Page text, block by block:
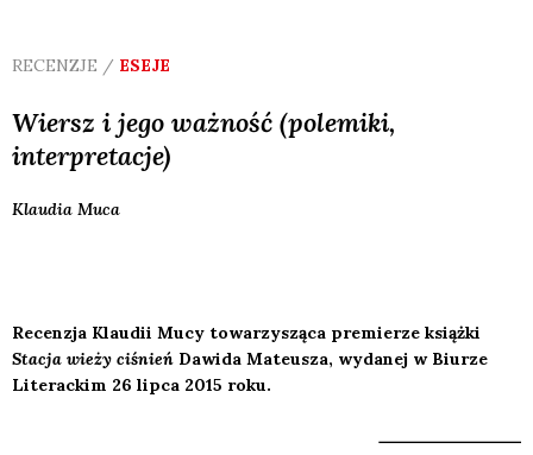
RECENZJE / ESEJE
Wiersz i jego ważność (polemiki,
interpretacje)
Klaudia Muca
Recenzja Klaudii Mucy towarzysząca premierze książki
Stacja wieży ciśnień Dawida Mateusza, wydanej w Biurze
Literackim 26 lipca 2015 roku.